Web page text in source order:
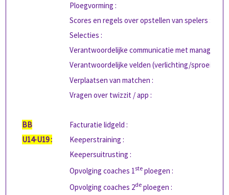
Ploegvorming :
Scores en regels over opstellen van spelers :-
Selecties :
Verantwoordelijke communicatie met managers:
Verantwoordelijke velden (verlichting/sproeiers) :
Verplaatsen van matchen :
Vragen over twizzit / app :
BB
Facturatie lidgeld :
U14-U19 :
Keeperstraining :
Keepersuitrusting :
Opvolging coaches 1ste ploegen :
Opvolging coaches 2de ploegen :